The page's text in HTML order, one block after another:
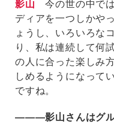
影山今の世の中で
ディアを一つしかや
ょうし、いろいろな
り、私は連続して何
の人に合った楽しみ
しめるようになって
ですね。
―――影山さんはグル